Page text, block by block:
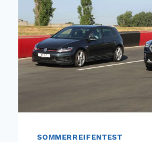
SOMMERREIFENTEST